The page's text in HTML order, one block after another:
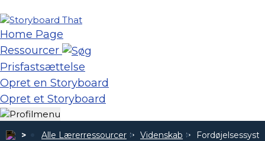
Home Page
Ressourcer
Prisfastsættelse
Opret en Storyboard
Opret et Storyboard
Alle Lærerressourcer Videnskab